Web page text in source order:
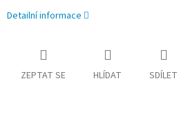
Detailní informace
ZEPTAT SE HLÍDAT SDÍLET